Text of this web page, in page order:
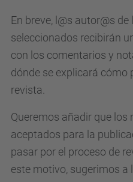
En breve, l@s autor@s
seleccionados recibirán
con los comentarios y
dónde se explicará cómo
revista.
Queremos añadir que
aceptados para la
pasar por el proceso de
este motivo, sugerimos a